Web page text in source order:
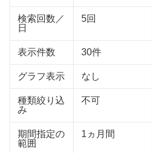
検索回数／
日
5回
表示件数 30件
グラフ表示 なし
種類絞り込
み
不可
期間指定の
範囲
1ヵ月間